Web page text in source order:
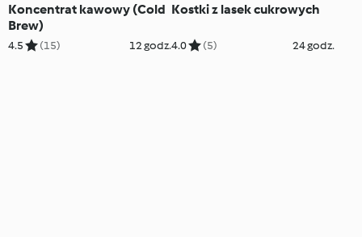
Koncentrat kawowy (Cold
Brew)
4.5 (15) 12 godz.
Kostki z lasek cukrowych
4.0 (5) 24 godz.